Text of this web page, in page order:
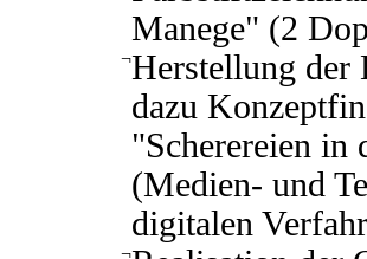
Manege" (2
¬Herstellung der
dazu
"Scherereien in
(Medien- und
digitalen
¬